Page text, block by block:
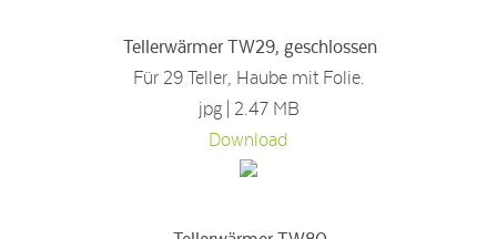
Tellerwärmer TW29, geschlossen
Für 29 Teller, Haube mit Folie.
jpg | 2.47 MB
Download